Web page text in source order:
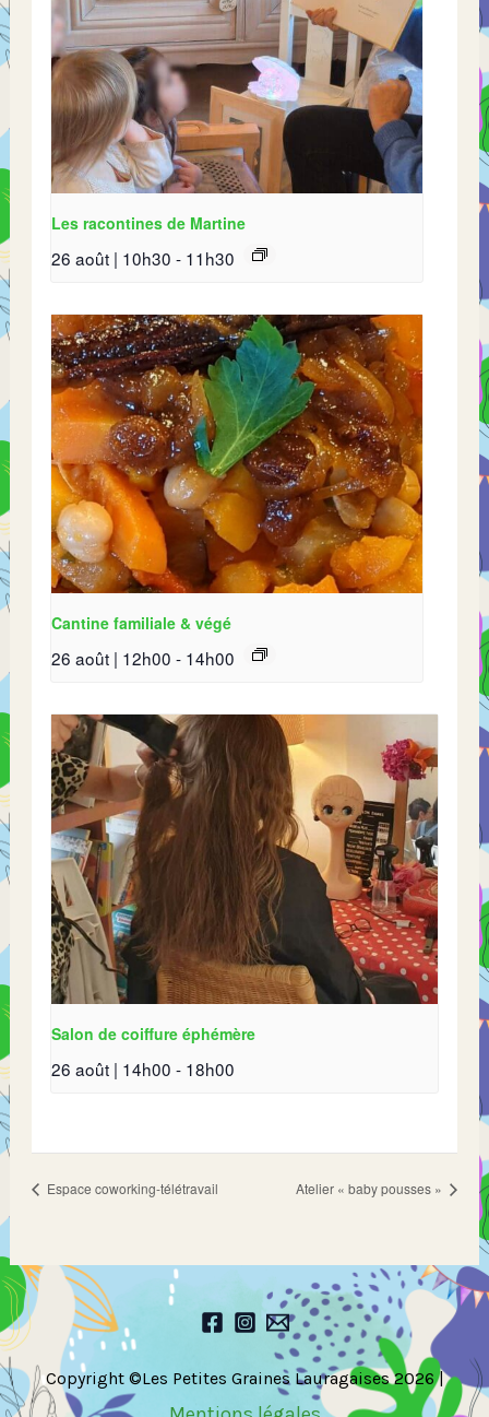
Les racontines de Martine
26 août | 10h30 - 11h30
Cantine familiale & végé
26 août | 12h00 - 14h00
Salon de coiffure éphémère
26 août | 14h00 - 18h00
Espace coworking-télétravail Atelier « baby pousses »
Copyright ©Les Petites Graines Lauragaises 2026 |